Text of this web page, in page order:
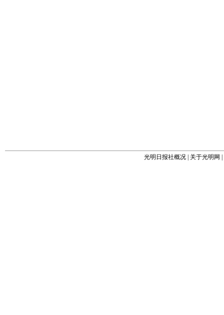
光明日报社概况 关于光明网